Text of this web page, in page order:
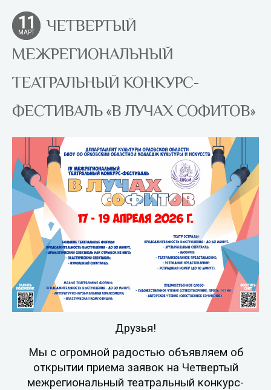
11
МАРТ
ЧЕТВЕРТЫЙ
МЕЖРЕГИОНАЛЬНЫЙ
ТЕАТРАЛЬНЫЙ КОНКУРС-
ФЕСТИВАЛЬ «В ЛУЧАХ СОФИТОВ»
Друзья!
Мы с огромной радостью объявляем об
открытии приема заявок на Четвертый
межрегиональный театральный конкурс-